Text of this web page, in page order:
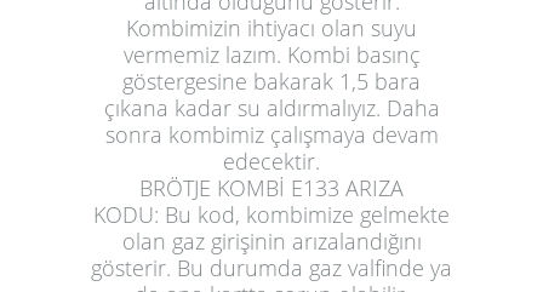
Kombimizin ihtiyacı olan suyu
vermemiz lazım. Kombi basınç
göstergesine bakarak 1,5 bara
çıkana kadar su aldırmalıyız. Daha
sonra kombimiz çalışmaya devam
edecektir.
BRÖTJE KOMBİ E133 ARIZA
KODU: Bu kod, kombimize gelmekte
olan gaz girişinin arızalandığını
gösterir. Bu durumda gaz valfinde ya